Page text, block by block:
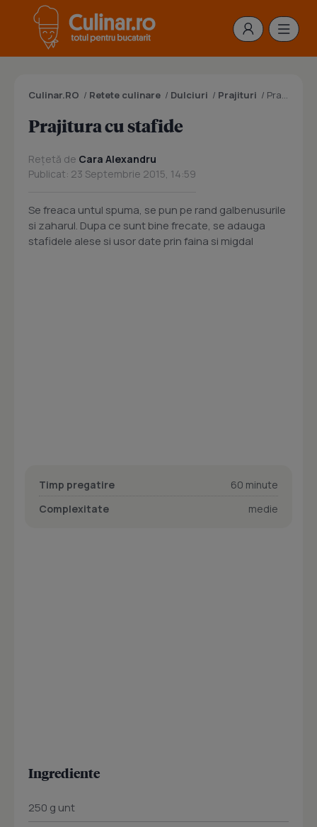
Culinar.RO / Retete culinare / Dulciuri / Prajituri / Prajitura cu stafide
Prajitura cu stafide
Rețetă de Cara Alexandru
Publicat: 23 Septembrie 2015, 14:59
Se freaca untul spuma, se pun pe rand galbenusurile
si zaharul. Dupa ce sunt bine frecate, se adauga
stafidele alese si usor date prin faina si migdal
Timp pregatire
60 minute
Complexitate
medie
Ingrediente
250 g unt